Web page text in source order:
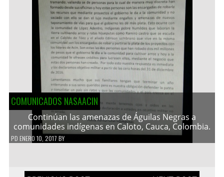
COMUNICADOS NASAACIN
Continúan las amenazas de Águilas Negras a
comunidades indígenas en Caloto, Cauca, Colombia.
PD ENERO 10, 2017 BY